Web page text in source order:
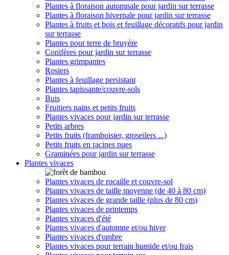
Plantes à floraison automnale pour jardin sur terrasse
Plantes à floraison hivernale pour jardin sur terrasse
Plantes à fruits et bois et feuillage décoratifs pour jardin
sur terrasse
Plantes pour terre de bruyère
Conifères pour jardin sur terrasse
Plantes grimpantes
Rosiers
Plantes à feuillage persistant
Plantes tapissante/couvre-sols
Buis
Fruitiers nains et petits fruits
Plantes vivaces pour jardin sur terrasse
Petits arbres
Petits fruits (framboisier, groseilers ...)
Petits fruits en racines nues
Graminées pour jardin sur terrasse
Plantes vivaces
Plantes vivaces de rocaille et couvre-sol
Plantes vivaces de taille moyenne (de 40 à 80 cm)
Plantes vivaces de grande taille (plus de 80 cm)
Plantes vivaces de printemps
Plantes vivaces d'été
Plantes vivaces d'automne et/ou hiver
Plantes vivaces d'ombre
Plantes vivaces pour terrain humide et/ou frais